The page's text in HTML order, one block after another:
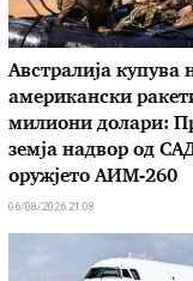
Австралија купува
американски
милиони долари:
земја надвор од
оружјето АИМ-260
06/08/2026 21:08